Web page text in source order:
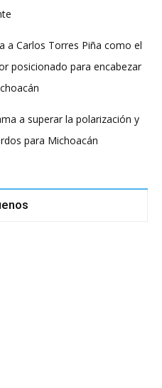
a Carlos Torres Piña como el
posicionado para encabezar
a superar la polarización y
para Michoacán